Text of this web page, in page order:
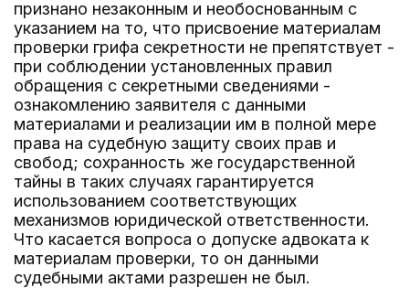
признано незаконным и необоснованным с
указанием на то, что присвоение материалам
проверки грифа секретности не препятствует -
при соблюдении установленных правил
обращения с секретными сведениями -
ознакомлению заявителя с данными
материалами и реализации им в полной мере
права на судебную защиту своих прав и
свобод; сохранность же государственной
тайны в таких случаях гарантируется
использованием соответствующих
механизмов юридической ответственности.
Что касается вопроса о допуске адвоката к
материалам проверки, то он данными
судебными актами разрешен не был.